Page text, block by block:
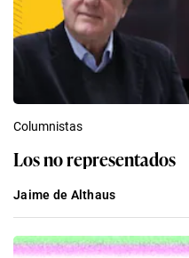
Columnistas
Los no representados
Jaime de Althaus